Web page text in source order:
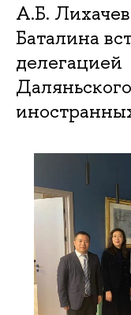
А.Б.
Баталина
делегацией